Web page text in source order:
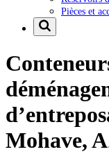
Pièces et
Mohave,